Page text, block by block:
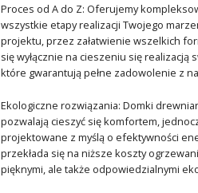
Proces od A do Z: Oferujemy
wszystkie etapy realizacji Twojego
projektu, przez załatwienie wszelkich
się wyłącznie na cieszeniu się
które gwarantują pełne zadowolenie z
Ekologiczne rozwiązania: Domki
pozwalają cieszyć się komfortem,
projektowane z myślą o efektywności
przekłada się na niższe koszty
pięknymi, ale także odpowiedzialnymi